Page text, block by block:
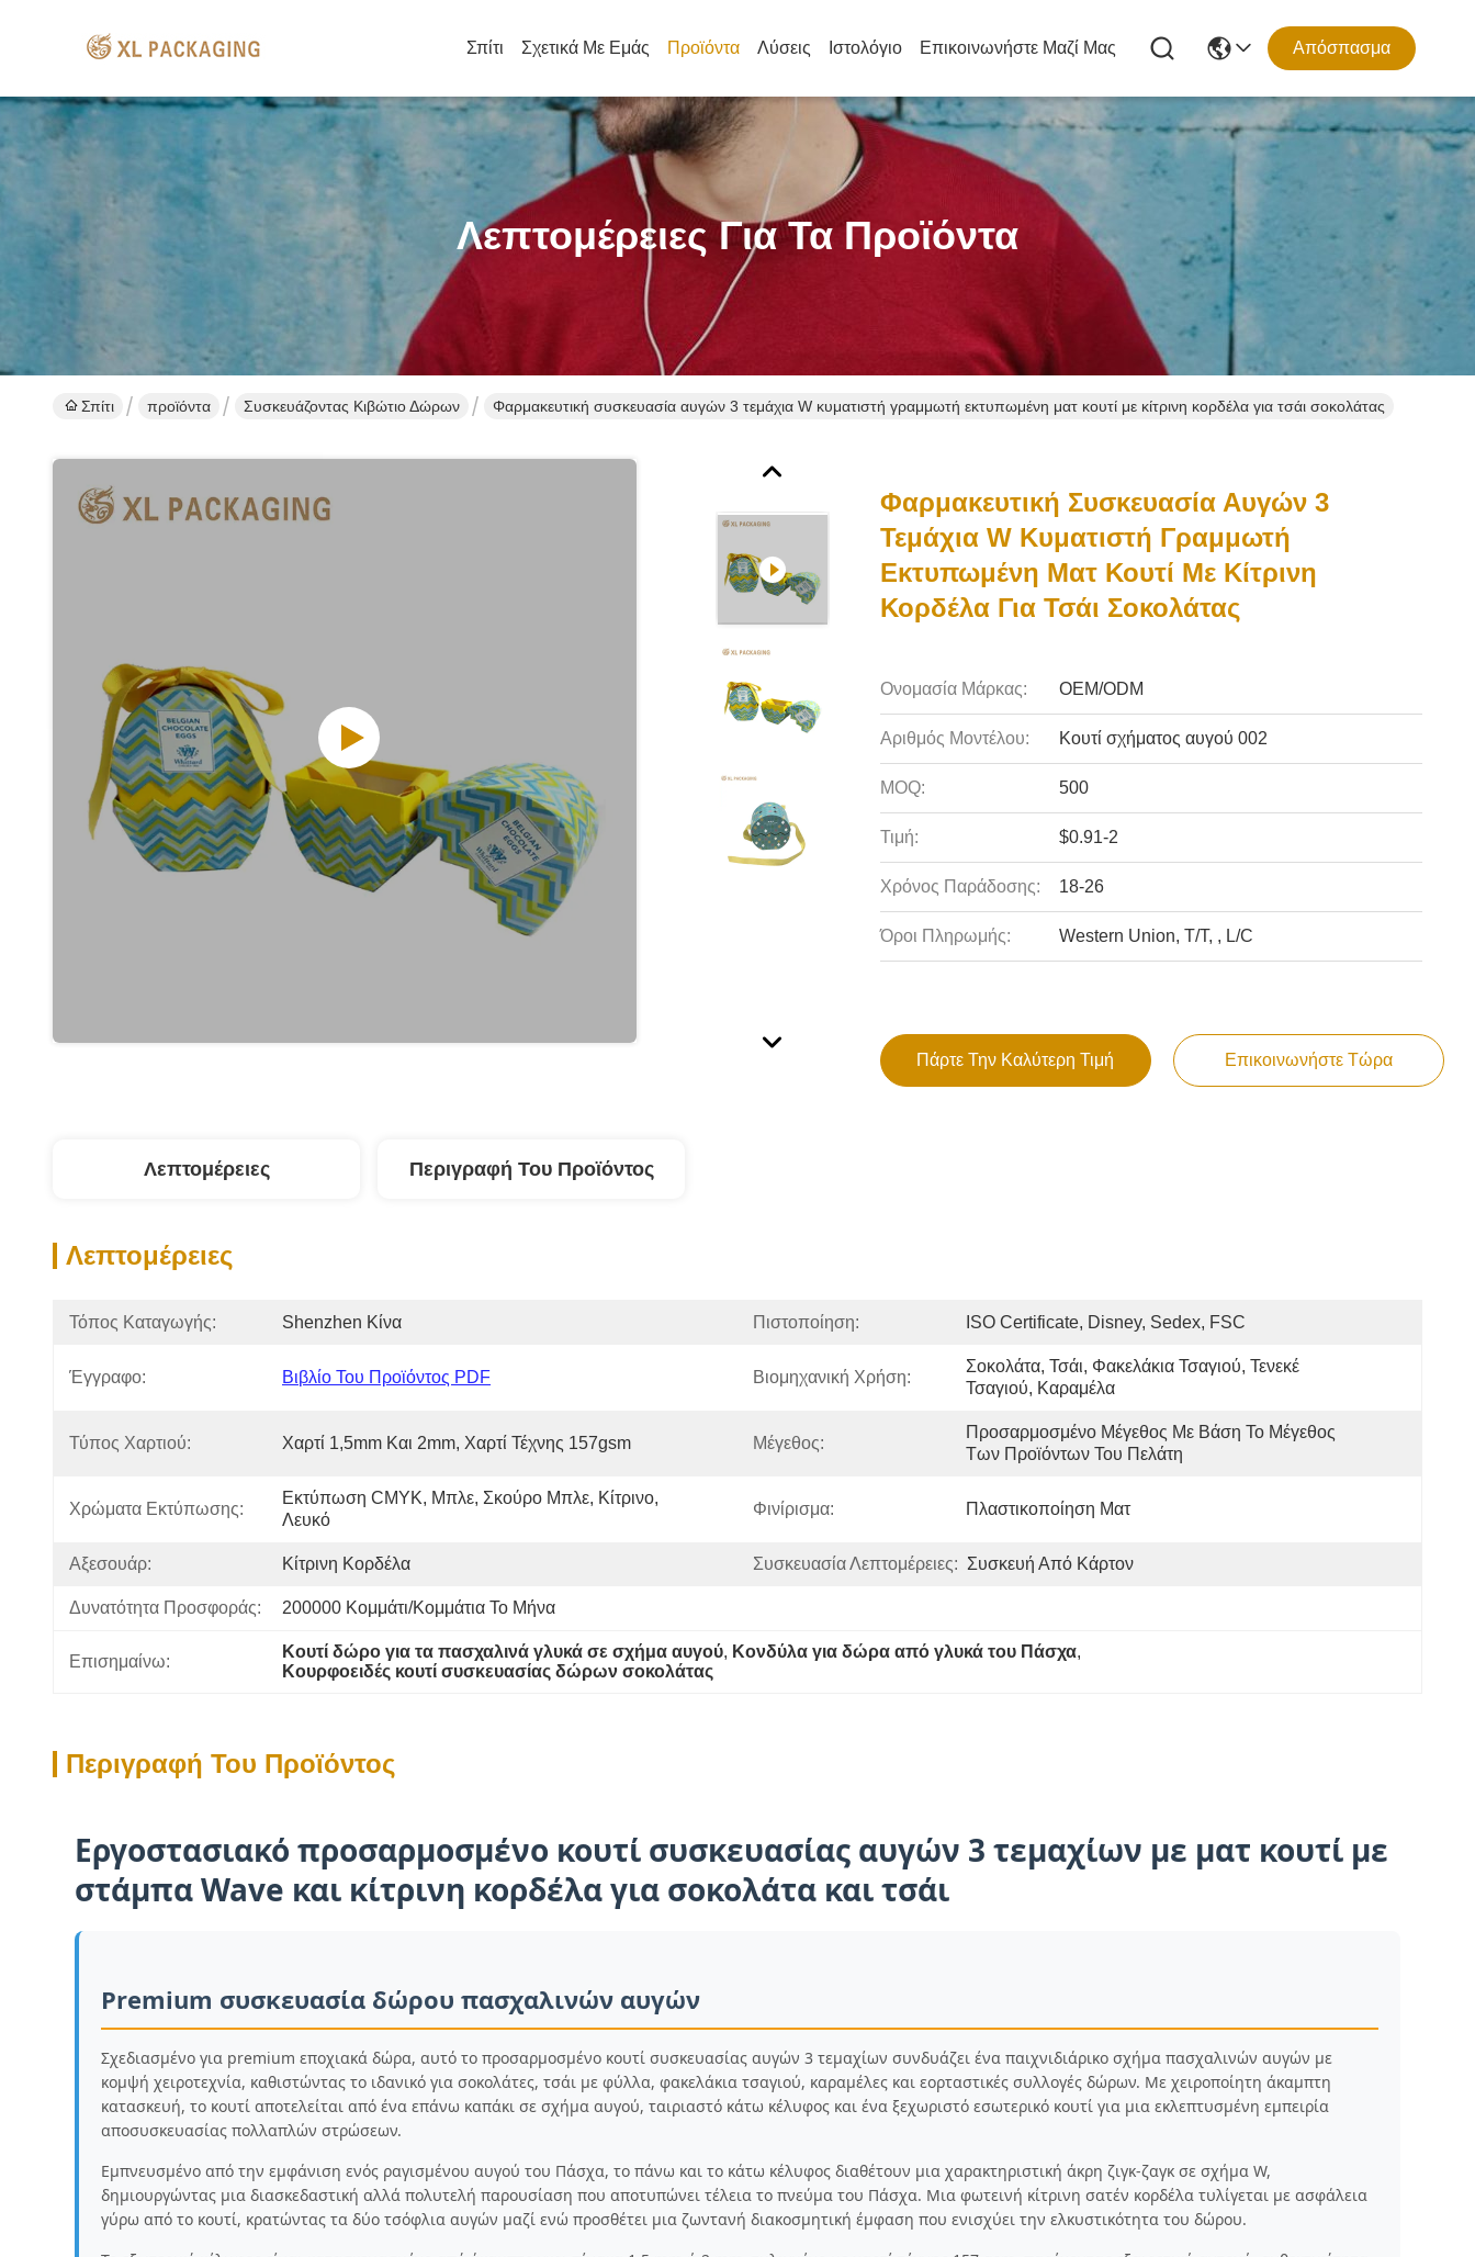
Σπίτι Σχετικά Με Εμάς Προϊόντα Λύσεις Ιστολόγιο Επικοινωνήστε Μαζί Μας Απόσπασμα
Λεπτομέρειες Για Τα Προϊόντα
Σπίτι προϊόντα Συσκευάζοντας Κιβώτιο Δώρων Φαρμακευτική συσκευασία αυγών 3 τεμάχια W κυματιστή γραμμωτή εκτυπωμένη ματ κουτί με κίτρινη κορδέλα για τσάι σοκολάτας
Φαρμακευτική Συσκευασία Αυγών 3
Τεμάχια W Κυματιστή Γραμμωτή
Εκτυπωμένη Ματ Κουτί Με Κίτρινη
Κορδέλα Για Τσάι Σοκολάτας
Ονομασία Μάρκας: OEM/ODM
Αριθμός Μοντέλου: Κουτί σχήματος αυγού 002
MOQ: 500
Τιμή: $0.91-2
Χρόνος Παράδοσης: 18-26
Όροι Πληρωμής: Western Union, T/T, , L/C
Πάρτε Την Καλύτερη Τιμή Επικοινωνήστε Τώρα
Λεπτομέρειες Περιγραφή Του Προϊόντος
Λεπτομέρειες
Τόπος Καταγωγής: Shenzhen Κίνα Πιστοποίηση: ISO Certificate, Disney, Sedex, FSC
Έγγραφο: Βιβλίο Του Προϊόντος PDF Βιομηχανική Χρήση:
Σοκολάτα, Τσάι, Φακελάκια Τσαγιού, Τενεκέ
Τσαγιού, Καραμέλα
Τύπος Χαρτιού: Χαρτί 1,5mm Και 2mm, Χαρτί Τέχνης 157gsm Μέγεθος:
Προσαρμοσμένο Μέγεθος Με Βάση Το Μέγεθος
Των Προϊόντων Του Πελάτη
Χρώματα Εκτύπωσης:
Εκτύπωση CMYK, Μπλε, Σκούρο Μπλε, Κίτρινο,
Λευκό
Φινίρισμα: Πλαστικοποίηση Ματ
Αξεσουάρ: Κίτρινη Κορδέλα Συσκευασία Λεπτομέρειες: Συσκευή Από Κάρτον
Δυνατότητα Προσφοράς: 200000 Κομμάτι/κομμάτια Το Μήνα
Επισημαίνω:
Κουτί δώρο για τα πασχαλινά γλυκά σε σχήμα αυγού, Κονδύλα για δώρα από γλυκά του Πάσχα,
Κουρφοειδές κουτί συσκευασίας δώρων σοκολάτας
Περιγραφή Του Προϊόντος
Εργοστασιακό προσαρμοσμένο κουτί συσκευασίας αυγών 3 τεμαχίων με ματ κουτί με
στάμπα Wave και κίτρινη κορδέλα για σοκολάτα και τσάι
Premium συσκευασία δώρου πασχαλινών αυγών
Σχεδιασμένο για premium εποχιακά δώρα, αυτό το προσαρμοσμένο κουτί συσκευασίας αυγών 3 τεμαχίων συνδυάζει ένα παιχνιδιάρικο σχήμα πασχαλινών αυγών με
κομψή χειροτεχνία, καθιστώντας το ιδανικό για σοκολάτες, τσάι με φύλλα, φακελάκια τσαγιού, καραμέλες και εορταστικές συλλογές δώρων. Με χειροποίητη άκαμπτη
κατασκευή, το κουτί αποτελείται από ένα επάνω καπάκι σε σχήμα αυγού, ταιριαστό κάτω κέλυφος και ένα ξεχωριστό εσωτερικό κουτί για μια εκλεπτυσμένη εμπειρία
αποσυσκευασίας πολλαπλών στρώσεων.
Εμπνευσμένο από την εμφάνιση ενός ραγισμένου αυγού του Πάσχα, το πάνω και το κάτω κέλυφος διαθέτουν μια χαρακτηριστική άκρη ζιγκ-ζαγκ σε σχήμα W,
δημιουργώντας μια διασκεδαστική αλλά πολυτελή παρουσίαση που αποτυπώνει τέλεια το πνεύμα του Πάσχα. Μια φωτεινή κίτρινη σατέν κορδέλα τυλίγεται με ασφάλεια
γύρω από το κουτί, κρατώντας τα δύο τσόφλια αυγών μαζί ενώ προσθέτει μια ζωντανή διακοσμητική έμφαση που ενισχύει την ελκυστικότητα του δώρου.